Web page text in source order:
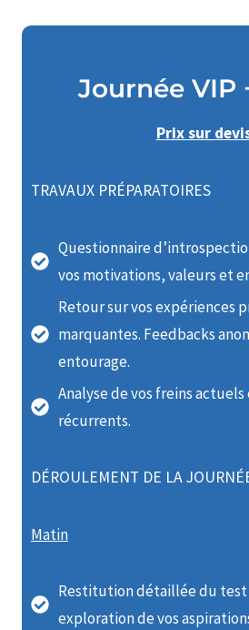
Journée VIP
Prix sur
TRAVAUX PRÉPARATOIRES
Questionnaire
vos motivations, valeurs et
Retour sur vos expériences
marquantes. Feedbacks
entourage.
Analyse de vos freins
récurrents.
DÉROULEMENT DE LA
Matin
Restitution détaillée du
exploration de vos